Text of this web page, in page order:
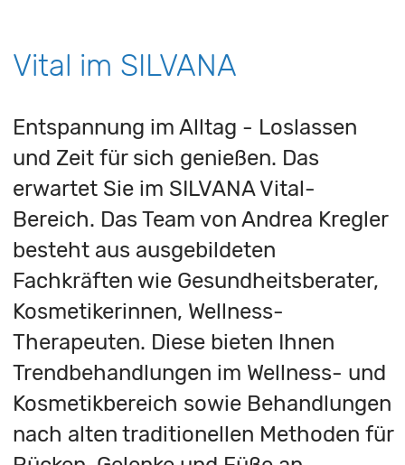
Vital im SILVANA
Entspannung im Alltag - Loslassen
und Zeit für sich genießen. Das
erwartet Sie im SILVANA Vital-
Bereich. Das Team von Andrea Kregler
besteht aus ausgebildeten
Fachkräften wie Gesundheitsberater,
Kosmetikerinnen, Wellness-
Therapeuten. Diese bieten Ihnen
Trendbehandlungen im Wellness- und
Kosmetikbereich sowie Behandlungen
nach alten traditionellen Methoden für